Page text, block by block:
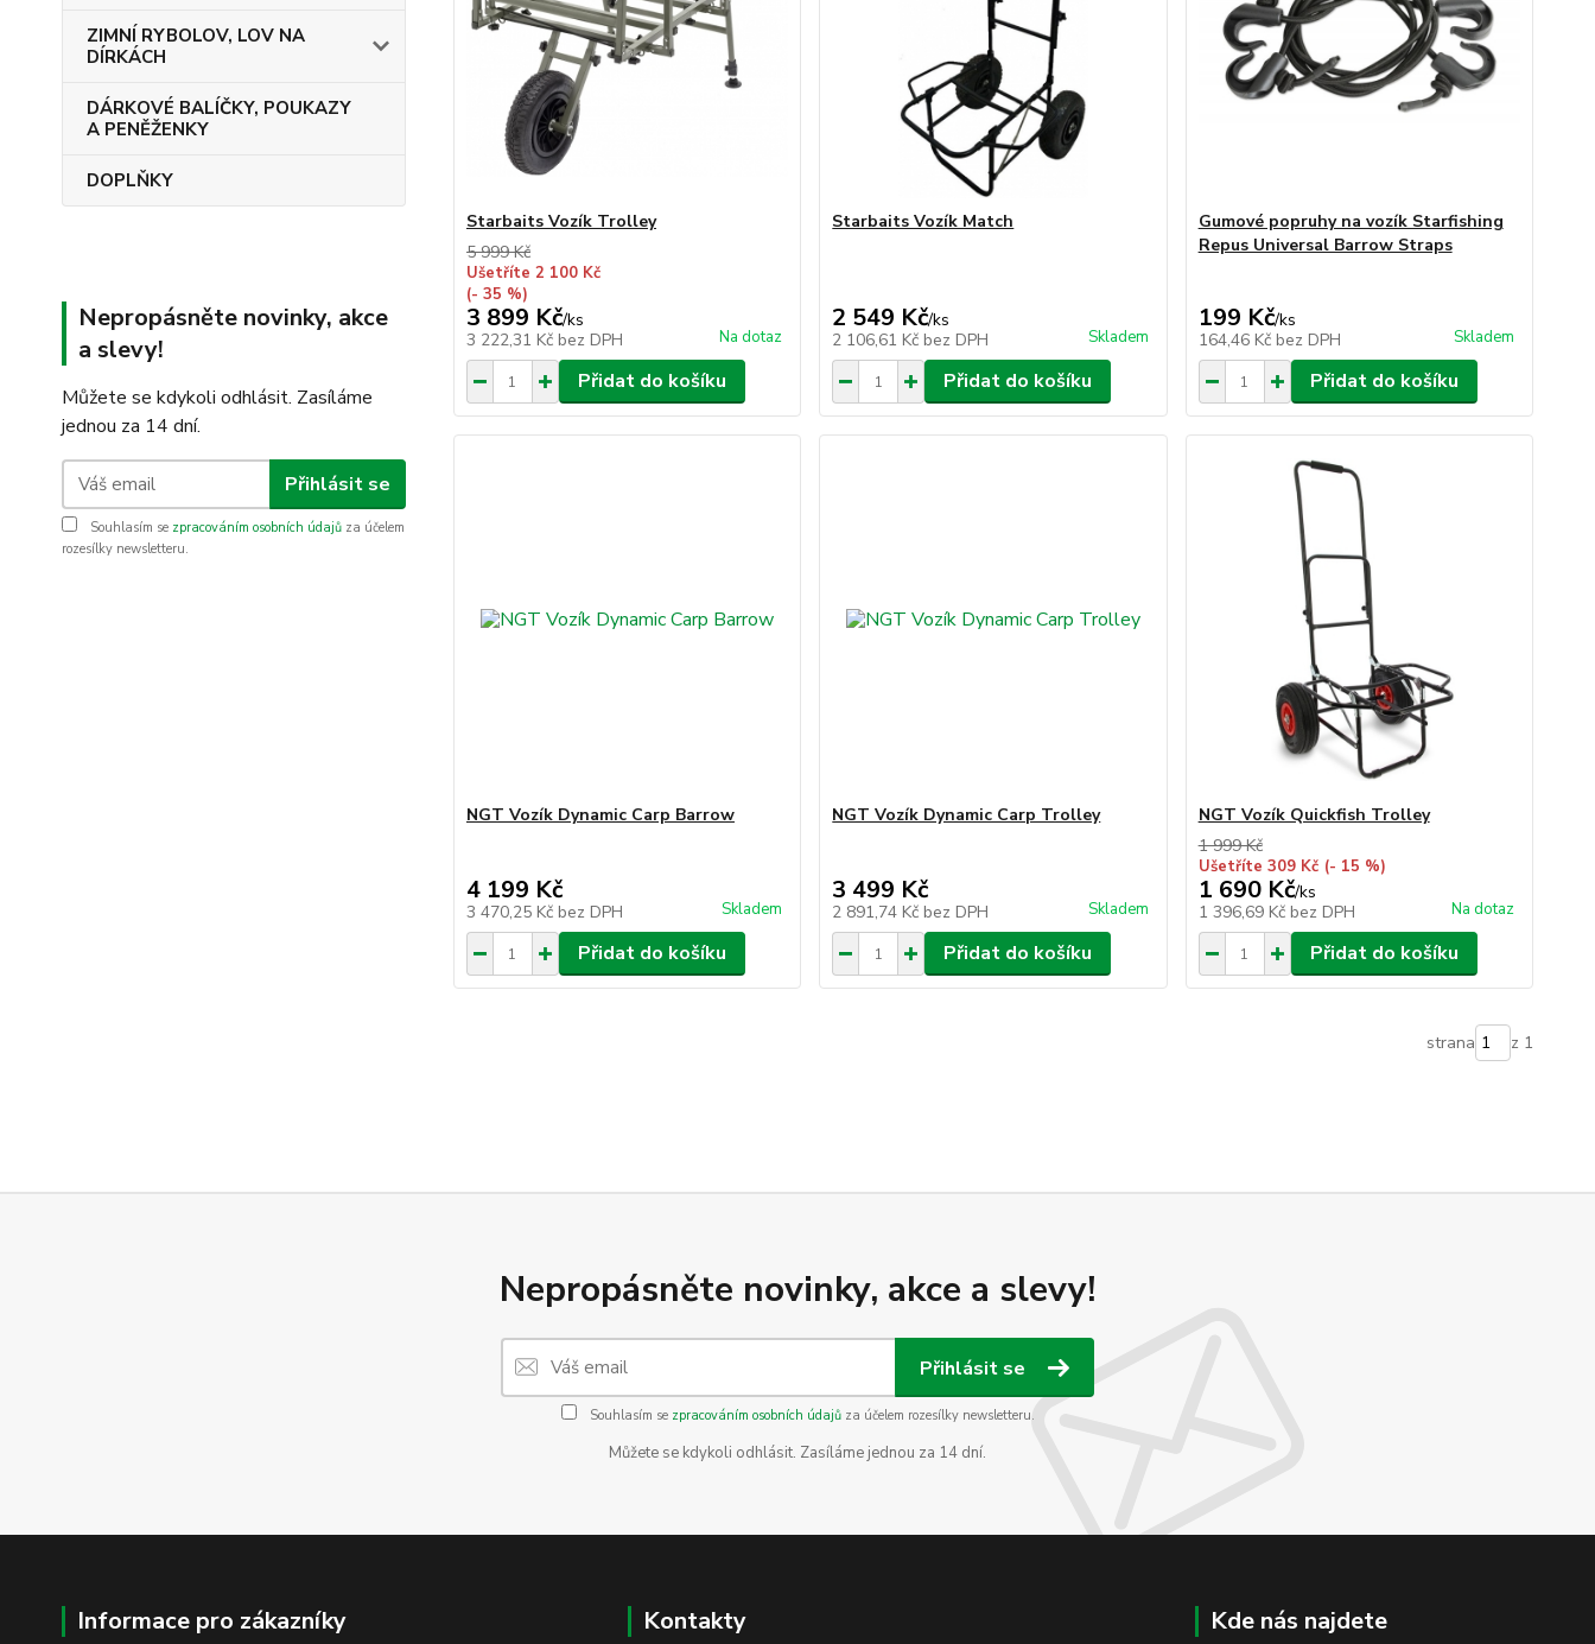
ZIMNÍ RYBOLOV, LOV NA
DÍRKÁCH
DÁRKOVÉ BALÍČKY, POUKAZY
A PENĚŽENKY
DOPLŇKY
Nepropásněte novinky, akce
a slevy!
Můžete se kdykoli odhlásit. Zasíláme
jednou za 14 dní.
Přihlásit se
Souhlasím se zpracováním osobních údajů za účelem
rozesílky newsletteru.
Starbaits Vozík Trolley
5 999 Kč
Ušetříte 2 100 Kč
(- 35 %)
3 899 Kč/ks
3 222,31 Kč bez DPH Na dotaz
Přidat do košíku
Starbaits Vozík Match
2 549 Kč/ks
2 106,61 Kč bez DPH Skladem
Přidat do košíku
Gumové popruhy na vozík Starfishing
Repus Universal Barrow Straps
199 Kč/ks
164,46 Kč bez DPH Skladem
Přidat do košíku
NGT Vozík Dynamic Carp Barrow
4 199 Kč
3 470,25 Kč bez DPH Skladem
Přidat do košíku
NGT Vozík Dynamic Carp Trolley
3 499 Kč
2 891,74 Kč bez DPH Skladem
Přidat do košíku
NGT Vozík Quickfish Trolley
1 999 Kč
Ušetříte 309 Kč (- 15 %)
1 690 Kč/ks
1 396,69 Kč bez DPH Na dotaz
Přidat do košíku
strana z 1
Nepropásněte novinky, akce a slevy!
Přihlásit se
Souhlasím se zpracováním osobních údajůza účelem rozesílky newsletteru.
Můžete se kdykoli odhlásit. Zasíláme jednou za 14 dní.
Informace pro zákazníky Kontakty Kde nás najdete